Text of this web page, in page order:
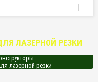
ЛАЗЕРНОЙ РЕЗКИ
лазерной резки